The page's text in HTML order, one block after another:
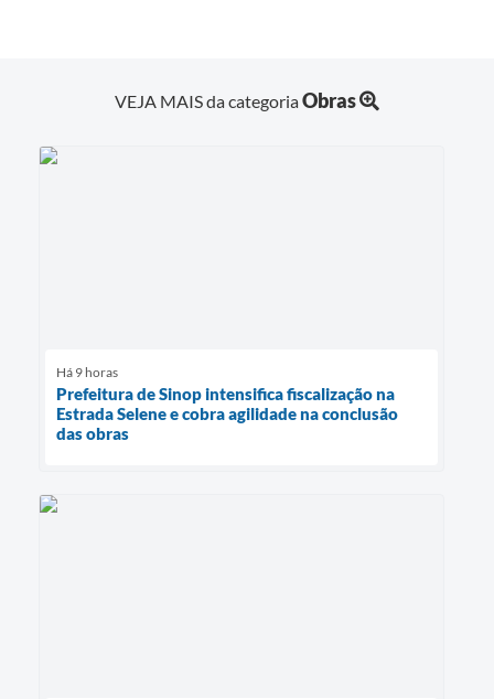
VEJA MAIS da categoriaObras
Há 9 horas
Prefeitura de Sinop intensifica fiscalização na
Estrada Selene e cobra agilidade na conclusão
das obras